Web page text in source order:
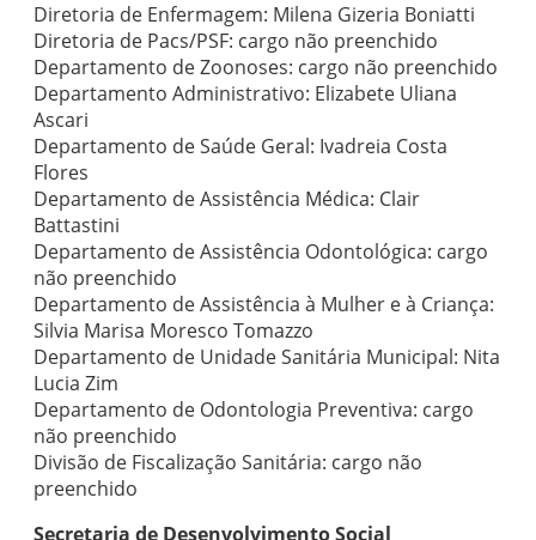
Diretoria de Enfermagem: Milena Gizeria Boniatti
Diretoria de Pacs/PSF: cargo não preenchido
Departamento de Zoonoses: cargo não preenchido
Departamento Administrativo: Elizabete Uliana
Ascari
Departamento de Saúde Geral: Ivadreia Costa
Flores
Departamento de Assistência Médica: Clair
Battastini
Departamento de Assistência Odontológica: cargo
não preenchido
Departamento de Assistência à Mulher e à Criança:
Silvia Marisa Moresco Tomazzo
Departamento de Unidade Sanitária Municipal: Nita
Lucia Zim
Departamento de Odontologia Preventiva: cargo
não preenchido
Divisão de Fiscalização Sanitária: cargo não
preenchido
Secretaria de Desenvolvimento Social